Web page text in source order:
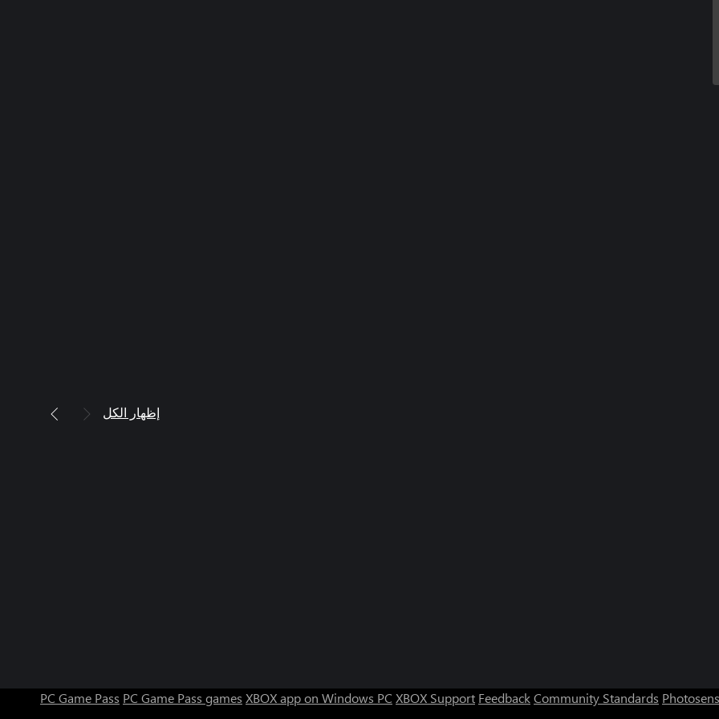
إظهار الكل
PC Game Pass PC Game Pass games XBOX app on Windows PC XBOX Support FeedbackCommunity Standards